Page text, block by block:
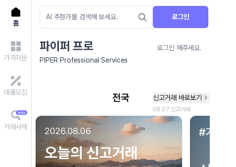
홈
가격자문
대출모집
거래사례
로그인
파이퍼 프로
로그인 해주세요.
PIPER Professional Services